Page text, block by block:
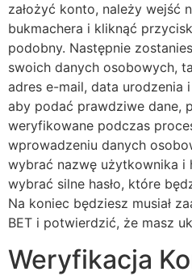
założyć konto, należy wejść
bukmachera i kliknąć
podobny. Następnie
swoich danych osobowych,
adres e-mail, data urodzenia
aby podać prawdziwe dane,
weryfikowane podczas
wprowadzeniu danych
wybrać nazwę użytkownika i
wybrać silne hasło, które
Na koniec będziesz musiał
BET i potwierdzić, że masz
Weryfikacja